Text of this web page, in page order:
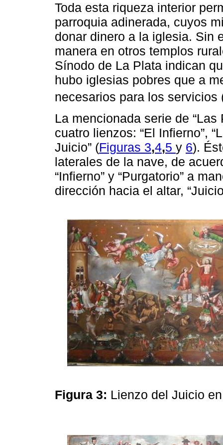
Toda esta riqueza interior
parroquia adinerada, cuyos
donar dinero a la iglesia. Sin
manera en otros templos
Sínodo de La Plata indican
hubo iglesias pobres que a
necesarios para los servicios
La mencionada serie de
cuatro lienzos: “El Infierno”,
Juicio” (Figuras 3,4,5 y 6).
laterales de la nave, de
“Infierno” y “Purgatorio” a
dirección hacia el altar,
Figura 3: Lienzo del Juicio